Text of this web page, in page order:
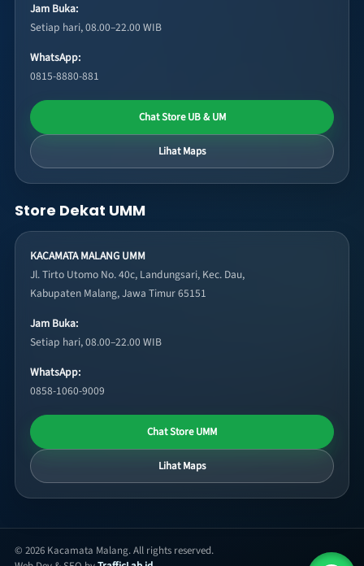
Jam Buka:
Setiap hari, 08.00–22.00 WIB
WhatsApp:
0815-8880-881
Chat Store UB & UM
Lihat Maps
Store Dekat UMM
KACAMATA MALANG UMM
Jl. Tirto Utomo No. 40c, Landungsari, Kec. Dau,
Kabupaten Malang, Jawa Timur 65151
Jam Buka:
Setiap hari, 08.00–22.00 WIB
WhatsApp:
0858-1060-9009
Chat Store UMM
Lihat Maps
© 2026 Kacamata Malang. All rights reserved.